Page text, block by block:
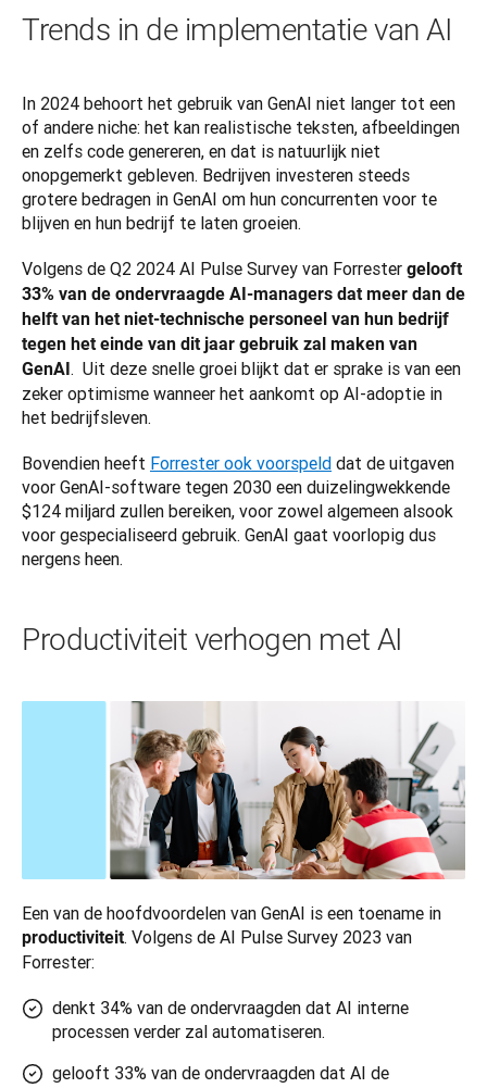
Trends in de implementatie van AI
In 2024 behoort het gebruik van GenAI niet langer tot een
of andere niche: het kan realistische teksten, afbeeldingen
en zelfs code genereren, en dat is natuurlijk niet
onopgemerkt gebleven. Bedrijven investeren steeds
grotere bedragen in GenAI om hun concurrenten voor te
blijven en hun bedrijf te laten groeien.
Volgens de Q2 2024 AI Pulse Survey van Forrester gelooft
33% van de ondervraagde AI-managers dat meer dan de
helft van het niet-technische personeel van hun bedrijf
tegen het einde van dit jaar gebruik zal maken van
GenAI .  Uit deze snelle groei blijkt dat er sprake is van een
zeker optimisme wanneer het aankomt op AI-adoptie in
het bedrijfsleven.
Bovendien heeft Forrester ook voorspeld dat de uitgaven
voor GenAI-software tegen 2030 een duizelingwekkende
$124 miljard zullen bereiken, voor zowel algemeen alsook
voor gespecialiseerd gebruik. GenAI gaat voorlopig dus
nergens heen.
Productiviteit verhogen met AI
productiviteit. Volgens de AI Pulse Survey 2023 van
Forrester:
denkt 34% van de ondervraagden dat AI interne
processen verder zal automatiseren.
gelooft 33% van de ondervraagden dat AI de